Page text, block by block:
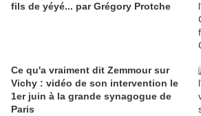
fils de yéyé... par Grégory Protche
Ce qu'a vraiment dit Zemmour sur
Vichy : vidéo de son intervention le
1er juin à la grande synagogue de
Paris